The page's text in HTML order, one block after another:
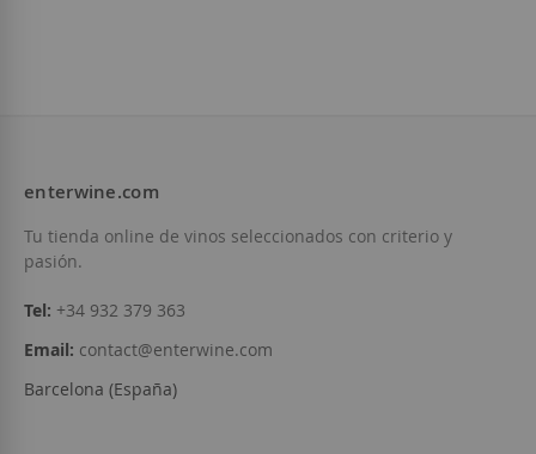
Añadir a la Lista de Deseos Añadir a la Lista
enterwine.com
Tu tienda online de vinos seleccionados con criterio y
pasión.
Tel: +34 932 379 363
Email: contact@enterwine.com
Barcelona (España)